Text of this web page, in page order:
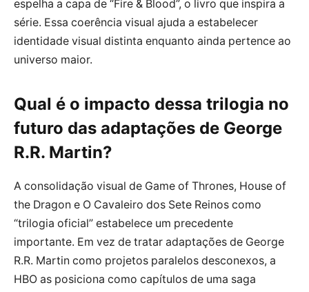
espelha a capa de “Fire & Blood”, o livro que inspira a
série. Essa coerência visual ajuda a estabelecer
identidade visual distinta enquanto ainda pertence ao
universo maior.
Qual é o impacto dessa trilogia no
futuro das adaptações de George
R.R. Martin?
A consolidação visual de Game of Thrones, House of
the Dragon e O Cavaleiro dos Sete Reinos como
“trilogia oficial” estabelece um precedente
importante. Em vez de tratar adaptações de George
R.R. Martin como projetos paralelos desconexos, a
HBO as posiciona como capítulos de uma saga